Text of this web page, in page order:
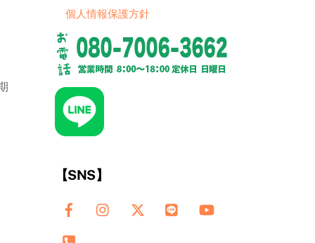
個人情報保護方針
【SNS】